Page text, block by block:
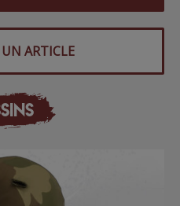
UN ARTICLE